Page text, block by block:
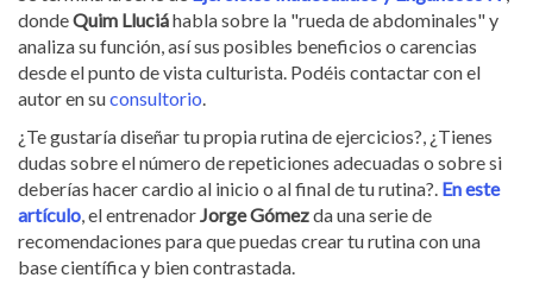
dondeQuim Lluciáhabla sobre la "rueda de abdominales"y
analiza su función, así sus posibles beneficios o carencias
desde el punto de vista culturista. Podéis contactar con el
autor en suconsultorio
¿Te gustaría diseñar tu propia rutina de ejercicios?, ¿Tienes
dudas sobre el número de repeticiones adecuadas o sobre si
deberías hacer cardio al inicio o al final de tu rutina?. En este
artículo , el entrenador Jorge Gómezda una serie de
recomendaciones para que puedas crear tu rutina con una
base científica y bien contrastada.